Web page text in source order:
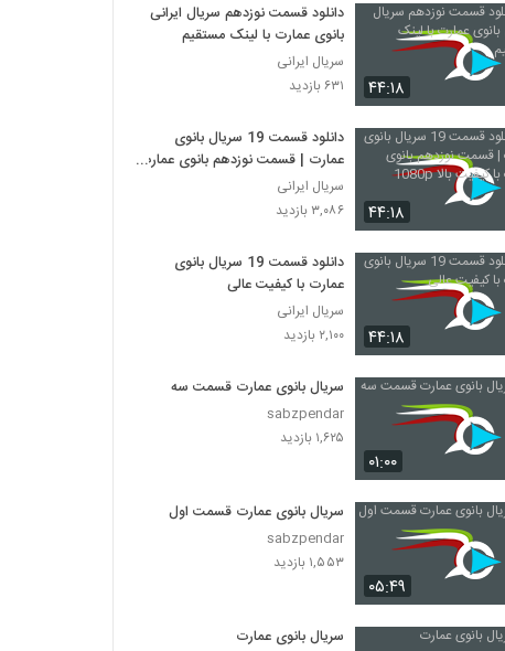
۴۴:۱۸
دانلود قسمت نوزدهم سریال ایرانی
بانوی عمارت با لینک مستقیم
سریال ایرانی
۶۳۱ بازدید
۴۴:۱۸
دانلود قسمت 19 سریال بانوی
عمارت | قسمت نوزدهم بانوی عمارت
با کیفیت بالا 1080p
سریال ایرانی
۳,۰۸۶ بازدید
۴۴:۱۸
دانلود قسمت 19 سریال بانوی
عمارت با کیفیت عالی
سریال ایرانی
۲,۱۰۰ بازدید
۰۱:۰۰
سریال بانوی عمارت قسمت سه
sabzpendar
۱,۶۲۵ بازدید
۰۵:۴۹
سریال بانوی عمارت قسمت اول
sabzpendar
۱,۵۵۳ بازدید
سریال بانوی عمارت